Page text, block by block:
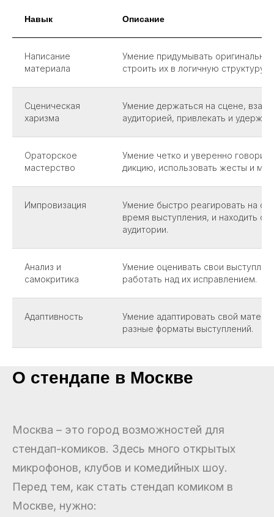
Навык Описание
Написание
материала
Умение придумывать
строить их в логичную структуру.
Сценическая
харизма
Умение держаться на сцене,
аудиторией, привлекать и
Ораторское
мастерство
Умение четко и уверенно
дикцию, использовать жесты и
Импровизация
Умение быстро реагировать на
время выступления, и находить
аудитории.
Анализ и
самокритика
Умение оценивать свои
работать над их исправлением.
Адаптивность
Умение адаптировать свой
разные форматы выступлений.
О стендапе в Москве
Москва – это город возможностей для
стендап-комиков. Здесь много открытых
микрофонов, клубов и комедийных шоу.
Перед тем, как стать стендап комиком в
Москве, нужно: